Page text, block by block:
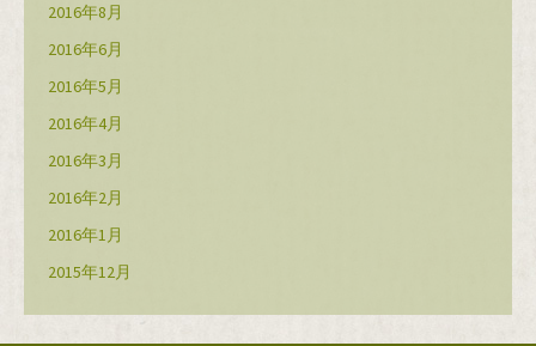
2016年8月
2016年6月
2016年5月
2016年4月
2016年3月
2016年2月
2016年1月
2015年12月